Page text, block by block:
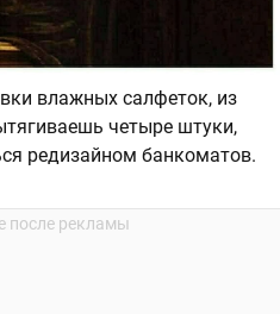
влажных салфеток, из
четыре штуки,
редизайном банкоматов.